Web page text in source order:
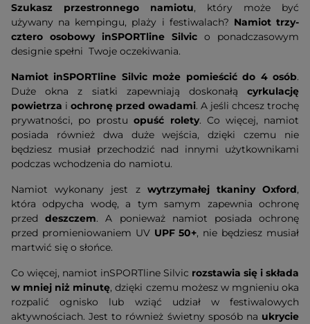
Szukasz przestronnego namiotu, który może być
używany na kempingu, plaży i festiwalach? Namiot trzy-
cztero osobowy inSPORTline Silvic o ponadczasowym
designie spełni Twoje oczekiwania.
Namiot inSPORTline Silvic może pomieścić do 4 osób.
Duże okna z siatki zapewniają doskonałą cyrkulację
powietrza i ochronę przed owadami. A jeśli chcesz trochę
prywatności, po prostuopuść rolety. Co więcej, namiot
posiada również dwa duże wejścia, dzięki czemu nie
będziesz musiał przechodzić nad innymi użytkownikami
podczas wchodzenia do namiotu.
Namiot wykonany jest z wytrzymałej tkaniny Oxford,
która odpycha wodę, a tym samym zapewnia ochronę
przeddeszczem. A ponieważ namiot posiada ochronę
przed promieniowaniem UV UPF 50+, nie będziesz musiał
martwić się o słońce.
Co więcej, namiot inSPORTline Silvic rozstawia się i składa
w mniej niż minutę, dzięki czemu możesz w mgnieniu oka
rozpalić ognisko lub wziąć udział w festiwalowych
aktywnościach. Jest to również świetny sposób na ukrycie